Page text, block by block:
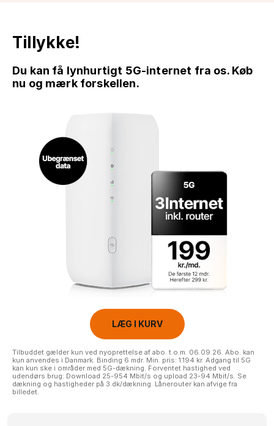
Tillykke!
Du kan få lynhurtigt 5G-internet fra os. Køb
nu og mærk forskellen.
LÆG I KURV
Tilbuddet gælder kun ved nyoprettelse af abo. t.o.m. 06.09.26. Abo. kan
kun anvendes i Danmark. Binding 6 mdr. Min. pris: 1.194 kr. Adgang til 5G
kan kun ske i områder med 5G-dækning. Forventet hastighed ved
udendørs brug: Download 25-954 Mbit/s og upload 23-94 Mbit/s. Se
dækning og hastigheder på 3.dk/dækning. Lånerouter kan afvige fra
billedet.